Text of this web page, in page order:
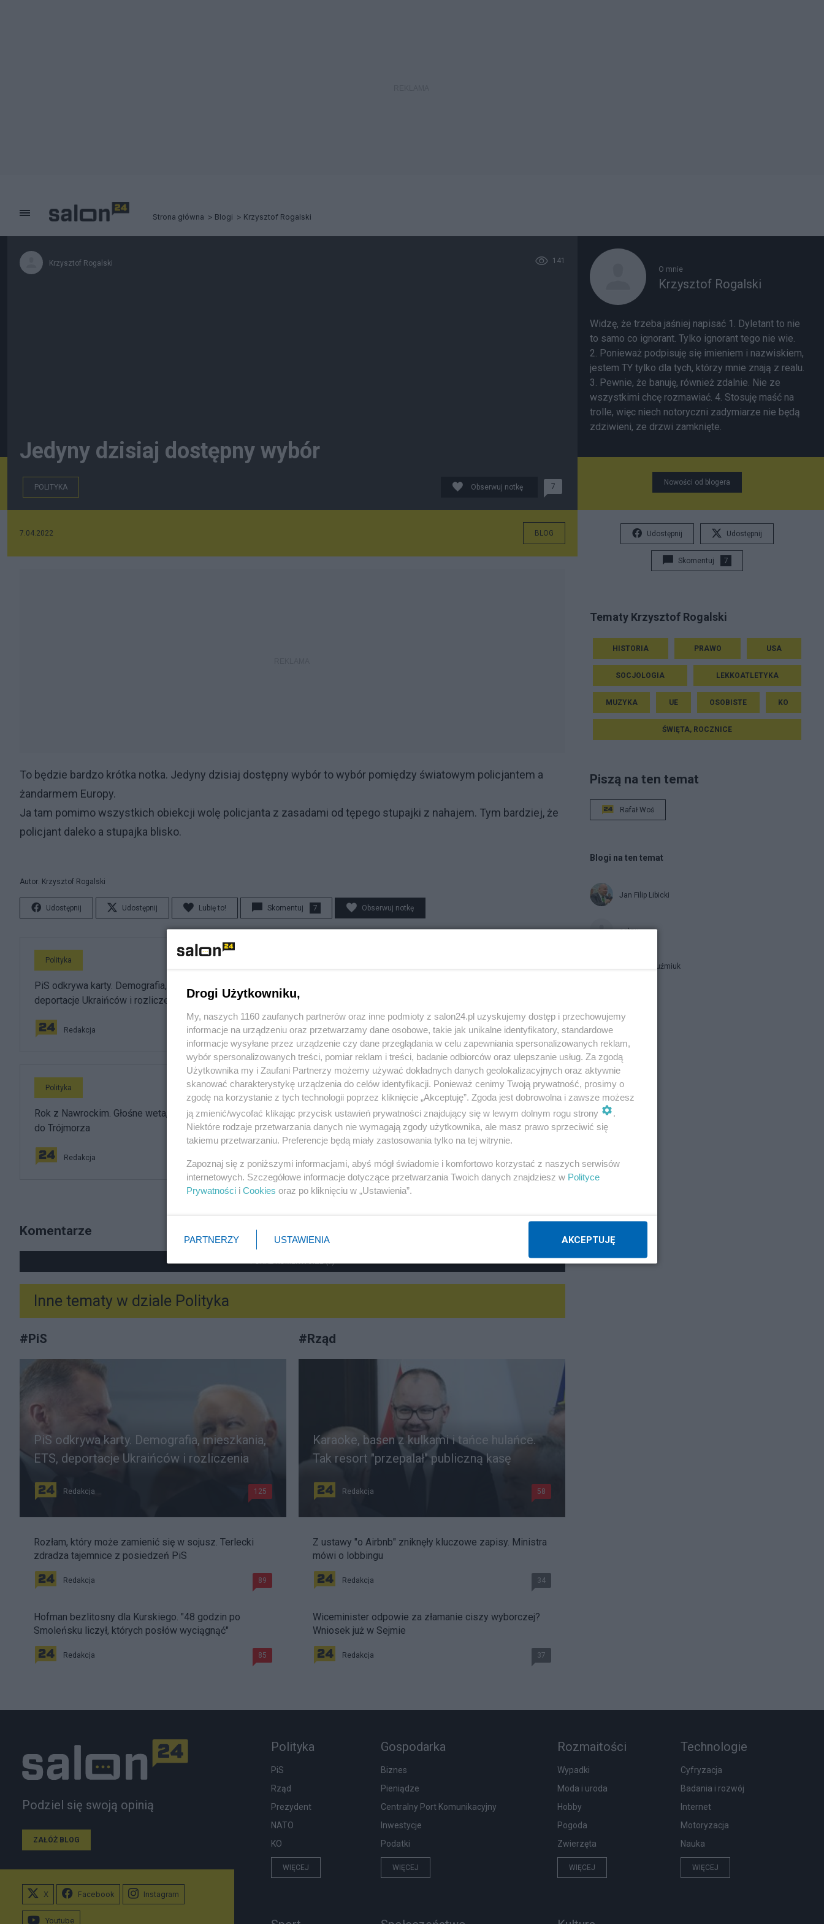
Strona główna Blogi Krzysztof Rogalski
Krzysztof Rogalski 141
Jedyny dzisiaj dostępny wybór
POLITYKA Obserwuj notkę 7
7.04.2022 BLOG
To będzie bardzo krótka notka. Jedyny dzisiaj dostępny wybór to wybór pomiędzy światowym policjantem a
żandarmem Europy.
Ja tam pomimo wszystkich obiekcji wolę policjanta z zasadami od tępego stupajki z nahajem. Tym bardziej, że
policjant daleko a stupajka blisko.
Autor: Krzysztof Rogalski
Udostępnij Udostępnij Lubię to! Skomentuj 7 Obserwuj notkę
Polityka
PiS odkrywa karty. Demografia, mieszkania, ETS,
deportacje Ukraińców i rozliczenia
Redakcja Redakcja
Polityka
Rok z Nawrockim. Głośne weta, sojusz z USA i powrót
do Trójmorza
Redakcja
Polityka
Fidesz zbojkotuje wybór nowego prezydenta Węgier.
"Był ostatnim legalnym"
Komentarze
POKAŻ KOMENTARZE (7)
Inne tematy w dziale Polityka
#PiS
PiS odkrywa karty. Demografia, mieszkania,
ETS, deportacje Ukraińców i rozliczenia
Redakcja 125
Rozłam, który może zamienić się w sojusz. Terlecki
zdradza tajemnice z posiedzeń PiS
Redakcja 89
Hofman bezlitosny dla Kurskiego. "48 godzin po
Smoleńsku liczył, których posłów wyciągnąć"
Redakcja 85
#Rząd
Karaoke, basen z kulkami i tańce hulańce.
Tak resort "przepalał" publiczną kasę
Redakcja 58
Z ustawy "o Airbnb" zniknęły kluczowe zapisy. Ministra
mówi o lobbingu
Redakcja 34
Wiceminister odpowie za złamanie ciszy wyborczej?
Wniosek już w Sejmie
Redakcja 37
O mnie
Krzysztof Rogalski
Widzę, że trzeba jaśniej napisać 1. Dyletant to nie
to samo co ignorant. Tylko ignorant tego nie wie.
2. Ponieważ podpisuję się imieniem i nazwiskiem,
jestem TY tylko dla tych, którzy mnie znają z realu.
3. Pewnie, że banuję, również zdalnie. Nie ze
wszystkimi chcę rozmawiać. 4. Stosuję maść na
trolle, więc niech notoryczni zadymiarze nie będą
zdziwieni, ze drzwi zamknięte.
Nowości od blogera
Udostępnij Udostępnij
Skomentuj 7
Tematy Krzysztof Rogalski
HISTORIA PRAWO USA
SOCJOLOGIA LEKKOATLETYKA
MUZYKA UE OSOBISTE KO
ŚWIĘTA, ROCZNICE
Piszą na ten temat
Rafał Woś
Blogi na ten temat
Jan Filip Libicki
catrw
Zbigniew Kuźmiuk
Podziel się swoją opinią
ZAŁÓŻ BLOG
Polityka
PiS
Rząd
Prezydent
NATO
KO
WIĘCEJ
Gospodarka
Biznes
Pieniądze
Centralny Port Komunikacyjny
Inwestycje
Podatki
WIĘCEJ
Rozmaitości
Wypadki
Moda i uroda
Hobby
Pogoda
Zwierzęta
WIĘCEJ
Technologie
Cyfryzacja
Badania i rozwój
Internet
Motoryzacja
Nauka
WIĘCEJ
X Facebook Instagram
Youtube
Drogi Użytkowniku,
My, naszych 1160 zaufanych partnerów oraz inne podmioty z salon24.pl uzyskujemy dostęp i przechowujemy
informacje na urządzeniu oraz przetwarzamy dane osobowe, takie jak unikalne identyfikatory, standardowe
informacje wysyłane przez urządzenie czy dane przeglądania w celu zapewniania spersonalizowanych reklam,
wybór spersonalizowanych treści, pomiar reklam i treści, badanie odbiorców oraz ulepszanie usług. Za zgodą
Użytkownika my i Zaufani Partnerzy możemy używać dokładnych danych geolokalizacyjnych oraz aktywnie
skanować charakterystykę urządzenia do celów identyfikacji. Ponieważ cenimy Twoją prywatność, prosimy o
zgodę na korzystanie z tych technologii poprzez kliknięcie „Akceptuję”. Zgoda jest dobrowolna i zawsze możesz
ją zmienić/wycofać klikając przycisk ustawień prywatności znajdujący się w lewym dolnym rogu strony
.
Niektóre rodzaje przetwarzania danych nie wymagają zgody użytkownika, ale masz prawo sprzeciwić się
takiemu przetwarzaniu. Preferencje będą miały zastosowania tylko na tej witrynie.
Zapoznaj się z poniższymi informacjami, abyś mógł świadomie i komfortowo korzystać z naszych serwisów
internetowych. Szczegółowe informacje dotyczące przetwarzania Twoich danych znajdziesz w Polityce
Prywatności i Cookies oraz po kliknięciu w „Ustawienia”.
PARTNERZY USTAWIENIA AKCEPTUJĘ